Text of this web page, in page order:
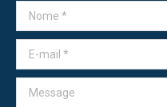
Nome *
E-mail *
Message